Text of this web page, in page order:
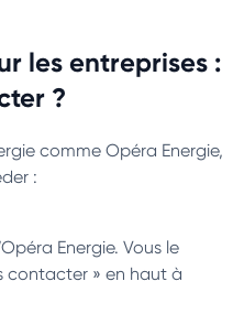
les entreprises :
?
comme Opéra Energie,
:
Energie. Vous le
contacter » en haut à